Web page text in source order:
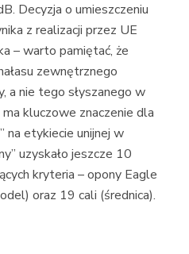
Decyzja o umieszczeniu
z realizacji przez UE
– warto pamiętać, że
zewnętrznego
a nie tego słyszanego w
kluczowe znaczenie dla
na etykiecie unijnej w
uzyskało jeszcze 10
kryteria – opony Eagle
oraz 19 cali (średnica).